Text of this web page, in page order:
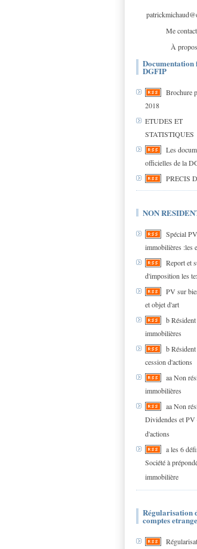
Me
À propos
Documentation
DGFIP
Brochure
2018
ETUDES ET
STATISTIQUES
Les
officielles de la
PRECIS
NON
Spécial PV
immobilières :les
Report et
d'imposition les
PV sur
et objet d'art
b
immobilières
b
cession d'actions
aa Non
immobilières
aa Non
Dividendes et PV
d'actions
a les 6
Société à
immobilière
Régularisation
comptes